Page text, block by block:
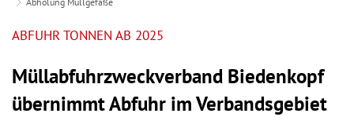
ABFUHR TONNEN AB 2025
Müllabfuhrzweckverband Biedenkopf
übernimmt Abfuhr im Verbandsgebiet